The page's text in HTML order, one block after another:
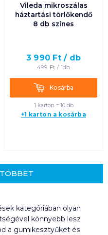
Vileda mikroszálas
háztartási törlőkendő
8 db színes
3 990 Ft / db
499 Ft / 1db
KosárbaKosárba
1 karton = 10 db
+1 karton a kosárba
kategóriában olyan
könnyebb lesz
a gumikesztyűket és